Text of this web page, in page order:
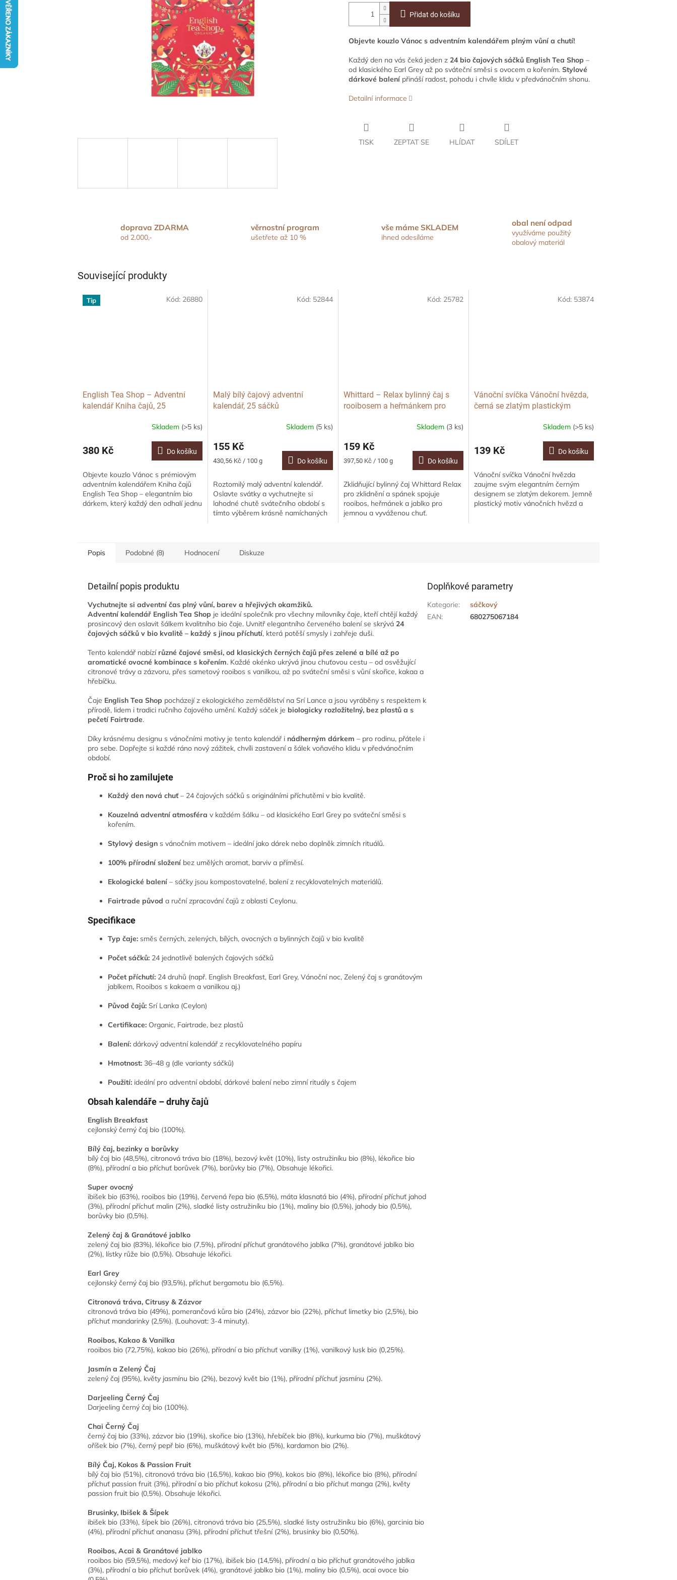
Přidat do košíku
Objevte kouzlo Vánoc s adventním kalendářem plným vůní a chutí!
Každý den na vás čeká jeden z 24 bio čajových sáčků English Tea Shop –
od klasického Earl Grey až po sváteční směsi s ovocem a kořením. Stylové
dárkové balení přináší radost, pohodu i chvíle klidu v předvánočním shonu.
Detailní informace
TISK ZEPTAT SE HLÍDAT SDÍLET
doprava ZDARMA
od 2.000,-
věrnostní program
ušetřete až 10 %
vše máme SKLADEM
ihned odesíláme
obal není odpad
využíváme použitý
obalový materiál
Související produkty
Tip
English Tea Shop – Adventní
kalendář Kniha čajů, 25
Skladem (>5 ks)
380 Kč Do košíku
Objevte kouzlo Vánoc s prémiovým
adventním kalendářem Kniha čajů
English Tea Shop – elegantním bio
dárkem, který každý den odhalí jednu
Kód: 26880
Malý bílý čajový adventní
kalendář, 25 sáčků
Skladem (5 ks)
155 Kč
Měrná
430,56 Kč / 100 g Do košíku
Roztomilý malý adventní kalendář.
Oslavte svátky a vychutnejte si
lahodné chutě svátečního období s
tímto výběrem krásně namíchaných
Kód: 52844
Whittard – Relax bylinný čaj s
rooibosem a heřmánkem pro
Skladem (3 ks)
159 Kč
Měrná
397,50 Kč / 100 g Do košíku
Zklidňující bylinný čaj Whittard Relax
pro zklidnění a spánek spojuje
rooibos, heřmánek a jablko pro
jemnou a vyváženou chuť.
Kód: 25782
Vánoční svíčka Vánoční hvězda,
černá se zlatým plastickým
Skladem (>5 ks)
139 Kč Do košíku
Vánoční svíčka Vánoční hvězda
zaujme svým elegantním černým
designem se zlatým dekorem. Jemně
plastický motiv vánočních hvězd a
Kód: 53874
Popis Podobné (8) Hodnocení Diskuze
Detailní popis produktu
Vychutnejte si adventní čas plný vůní, barev a hřejivých okamžiků.
Adventní kalendář English Tea Shop je ideální společník pro všechny milovníky čaje, kteří chtějí každý
prosincový den oslavit šálkem kvalitního bio čaje. Uvnitř elegantního červeného balení se skrývá24
čajových sáčků v bio kvalitě – každý s jinou příchutí, která potěší smysly i zahřeje duši.
Tento kalendář nabízí různé čajové směsi, od klasických černých čajů přes zelené a bílé až po
aromatické ovocné kombinace s kořením. Každé okénko ukrývá jinou chuťovou cestu – od osvěžující
citronové trávy a zázvoru, přes sametový rooibos s vanilkou, až po sváteční směsi s vůní skořice, kakaa a
hřebíčku.
Čaje English Tea Shop pocházejí z ekologického zemědělství na Srí Lance a jsou vyráběny s respektem k
přírodě, lidem i tradici ručního čajového umění. Každý sáček je biologicky rozložitelný, bez plastů a s
pečetí Fairtrade.
Díky krásnému designu s vánočními motivy je tento kalendář i nádherným dárkem – pro rodinu, přátele i
pro sebe. Dopřejte si každé ráno nový zážitek, chvíli zastavení a šálek voňavého klidu v předvánočním
období.
Proč si ho zamilujete
Každý den nová chuť – 24 čajových sáčků s originálními příchutěmi v bio kvalitě.
Kouzelná adventní atmosféra v každém šálku – od klasického Earl Grey po sváteční směsi s
kořením.
Stylový design s vánočním motivem – ideální jako dárek nebo doplněk zimních rituálů.
100% přírodní složení bez umělých aromat, barviv a příměsí.
Ekologické balení – sáčky jsou kompostovatelné, balení z recyklovatelných materiálů.
Fairtrade původ a ruční zpracování čajů z oblasti Ceylonu.
Specifikace
Typ čaje: směs černých, zelených, bílých, ovocných a bylinných čajů v bio kvalitě
Počet sáčků: 24 jednotlivě balených čajových sáčků
Počet příchutí: 24 druhů (např. English Breakfast, Earl Grey, Vánoční noc, Zelený čaj s granátovým
jablkem, Rooibos s kakaem a vanilkou aj.)
Původ čajů: Srí Lanka (Ceylon)
Certifikace: Organic, Fairtrade, bez plastů
Balení: dárkový adventní kalendář z recyklovatelného papíru
Hmotnost: 36–48 g (dle varianty sáčků)
Použití: ideální pro adventní období, dárkové balení nebo zimní rituály s čajem
Obsah kalendáře – druhy čajů
English Breakfast
cejlonský černý čaj bio (100%).
Bílý čaj, bezinky a borůvky
bílý čaj bio (48,5%), citronová tráva bio (18%), bezový květ (10%), listy ostružiníku bio (8%), lékořice bio
(8%), přírodní a bio příchuť borůvek (7%), borůvky bio (7%), Obsahuje lékořici.
Super ovocný
ibišek bio (63%), rooibos bio (19%), červená řepa bio (6,5%), máta klasnatá bio (4%), přírodní příchuť jahod
(3%), přírodní příchuť malin (2%), sladké listy ostružiníku bio (1%), maliny bio (0,5%), jahody bio (0,5%),
borůvky bio (0,5%).
Zelený čaj & Granátové jablko
zelený čaj bio (83%), lékořice bio (7,5%), přírodní příchuť granátového jablka (7%), granátové jablko bio
(2%), lístky růže bio (0,5%). Obsahuje lékořici.
Earl Grey
cejlonský černý čaj bio (93,5%), příchuť bergamotu bio (6,5%).
Citronová tráva, Citrusy & Zázvor
citronová tráva bio (49%), pomerančová kůra bio (24%), zázvor bio (22%), příchuť limetky bio (2,5%), bio
příchuť mandarinky (2,5%). (Louhovat: 3-4 minuty).
Rooibos, Kakao & Vanilka
rooibos bio (72,75%), kakao bio (26%), přírodní a bio příchuť vanilky (1%), vanilkový lusk bio (0,25%).
Jasmín a Zelený Čaj
zelený čaj (95%), květy jasmínu bio (2%), bezový květ bio (1%), přírodní příchuť jasmínu (2%).
Darjeeling Černý Čaj
Darjeeling černý čaj bio (100%).
Chai Černý Čaj
černý čaj bio (33%), zázvor bio (19%), skořice bio (13%), hřebíček bio (8%), kurkuma bio (7%), muškátový
oříšek bio (7%), černý pepř bio (6%), muškátový květ bio (5%), kardamon bio (2%).
Bílý Čaj, Kokos & Passion Fruit
bílý čaj bio (51%), citronová tráva bio (16,5%), kakao bio (9%), kokos bio (8%), lékořice bio (8%), přírodní
příchuť passion fruit (3%), přírodní a bio příchuť kokosu (2%), přírodní a bio příchuť manga (2%), květy
passion fruit bio (0,5%). Obsahuje lékořici.
Brusinky, Ibišek & Šípek
ibišek bio (33%), šípek bio (26%), citronová tráva bio (25,5%), sladké listy ostružiníku bio (6%), garcinia bio
(4%), přírodní příchuť ananasu (3%), přírodní příchuť třešní (2%), brusinky bio (0,50%).
Rooibos, Acai & Granátové jablko
rooibos bio (59,5%), medový keř bio (17%), ibišek bio (14,5%), přírodní a bio příchuť granátového jablka
(3%), přírodní a bio příchuť borůvek (4%), granátové jablko bio (1%), maliny bio (0,5%), acai ovoce bio
Doplňkové parametry
Kategorie:
sáčkový
EAN: 680275067184